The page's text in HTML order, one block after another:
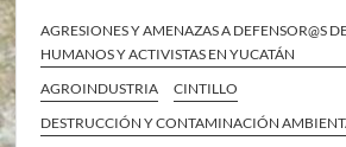
AGRESIONES Y AMENAZAS A DEFENSOR@S
HUMANOS Y ACTIVISTAS EN YUCATÁN
AGROINDUSTRIA
CINTILLO
DESTRUCCIÓN Y CONTAMINACIÓN